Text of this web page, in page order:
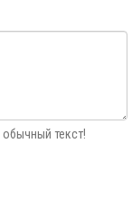
обычный текст!